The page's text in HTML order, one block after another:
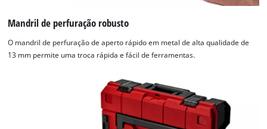
Mandril de perfuração robusto
O mandril de perfuração de aperto rápido em metal de alta qualidade de
13 mm permite uma troca rápida e fácil de ferramentas.